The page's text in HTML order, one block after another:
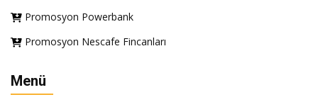
Promosyon Powerbank
Promosyon Nescafe Fincanları
Menü